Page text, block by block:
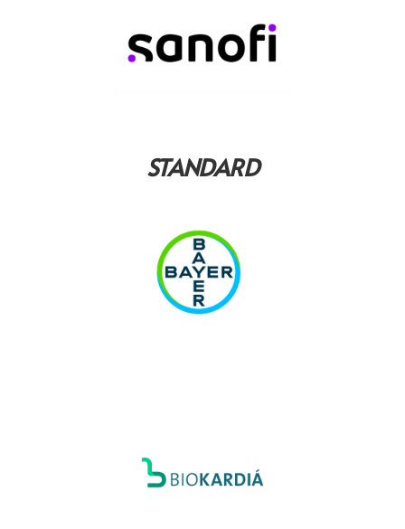
STANDARD